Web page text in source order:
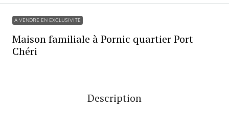
A VENDRE EN EXCLUSIVITÉ
Maison familiale à Pornic quartier Port
Chéri
Description